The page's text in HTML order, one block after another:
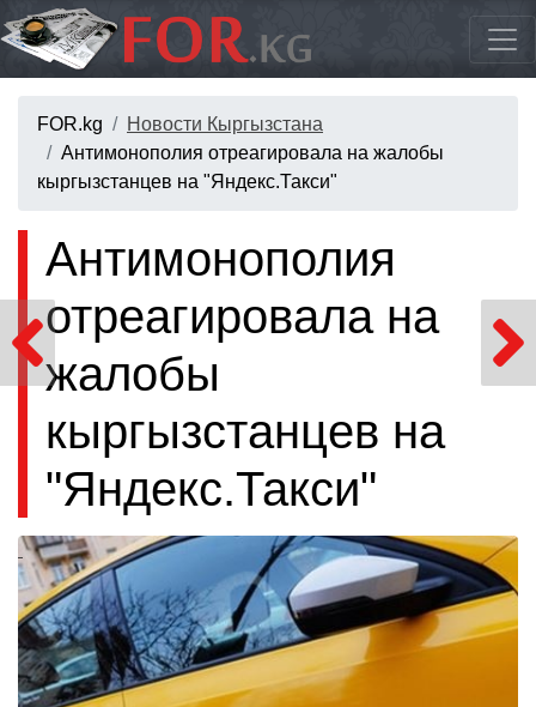
FOR.kg
Новости Кыргызстана
Антимонополия отреагировала на жалобы
кыргызстанцев на "Яндекс.Такси"
Антимонополия
отреагировала на
жалобы
кыргызстанцев на
"Яндекс.Такси"